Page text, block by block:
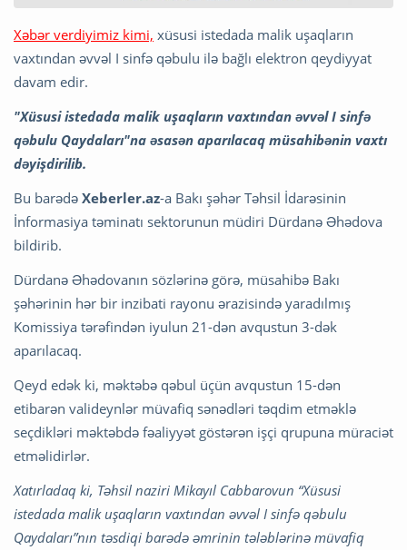
Xəbər verdiyimiz kimi, xüsusi istedada malik uşaqların
vaxtından əvvəl I sinfə qəbulu ilə bağlı elektron qeydiyyat
davam edir.
"Xüsusi istedada malik uşaqların vaxtından əvvəl I sinfə
qəbulu Qaydaları"na əsasən aparılacaq müsahibənin vaxtı
dəyişdirilib.
Bu barədə Xeberler.az-a Bakı şəhər Təhsil İdarəsinin
İnformasiya təminatı sektorunun müdiri Dürdanə Əhədova
bildirib.
Dürdanə Əhədovanın sözlərinə görə, müsahibə Bakı
şəhərinin hər bir inzibati rayonu ərazisində yaradılmış
Komissiya tərəfindən iyulun 21-dən avqustun 3-dək
aparılacaq.
Qeyd edək ki, məktəbə qəbul üçün avqustun 15-dən
etibarən valideynlər müvafiq sənədləri təqdim etməklə
seçdikləri məktəbdə fəaliyyət göstərən işçi qrupuna müraciət
etməlidirlər.
Xatırladaq ki, Təhsil naziri Mikayıl Cabbarovun “Xüsusi
istedada malik uşaqların vaxtından əvvəl I sinfə qəbulu
Qaydaları”nın təsdiqi barədə əmrinin tələblərinə müvafiq